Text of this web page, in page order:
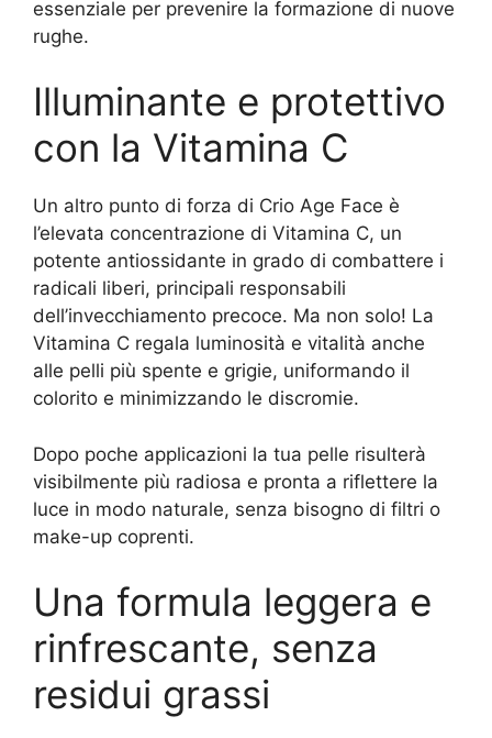
essenziale per prevenire la formazione di nuove
rughe.
Illuminante e protettivo
con la Vitamina C
Un altro punto di forza di Crio Age Face è
l’elevata concentrazione di Vitamina C, un
potente antiossidante in grado di combattere i
radicali liberi, principali responsabili
dell’invecchiamento precoce. Ma non solo! La
Vitamina C regala luminosità e vitalità anche
alle pelli più spente e grigie, uniformando il
colorito e minimizzando le discromie.
Dopo poche applicazioni la tua pelle risulterà
visibilmente più radiosa e pronta a riflettere la
luce in modo naturale, senza bisogno di filtri o
make-up coprenti.
Una formula leggera e
rinfrescante, senza
residui grassi